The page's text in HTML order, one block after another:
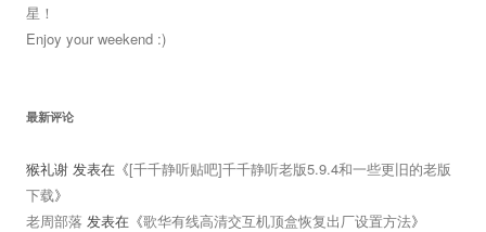
星！
Enjoy your weekend :)
最新评论
猴礼谢 发表在《[千千静听贴吧]千千静听老版5.9.4和一些更旧的老版
下载》
老周部落 发表在《歌华有线高清交互机顶盒恢复出厂设置方法》